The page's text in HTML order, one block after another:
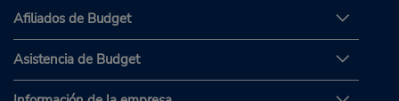
Afiliados de Budget
Asistencia de Budget